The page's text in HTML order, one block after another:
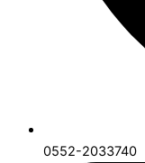
0552-2033740